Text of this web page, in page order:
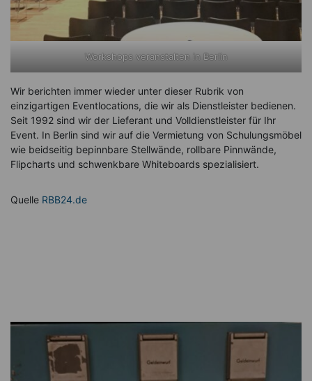
Workshops veranstalten in Berlin
Wir berichten immer wieder unter dieser Rubrik von
einzigartigen Eventlocations, die wir als Dienstleister bedienen.
Seit 1992 sind wir der Lieferant und Volldienstleister für Ihr
Event. In Berlin sind wir auf die Vermietung von Schulungsmöbel
wie beidseitig bepinnbare Stellwände, rollbare Pinnwände,
Flipcharts und schwenkbare Whiteboards spezialisiert.
Quelle RBB24.de